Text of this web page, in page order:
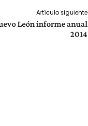
Artículo siguiente
León informe anual
2014